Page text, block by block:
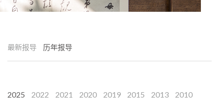
最新报导 历年报导
2025 2022 2021 2020 2019 2015 2013
2010